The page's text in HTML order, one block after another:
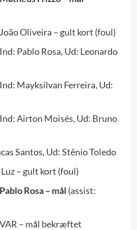
Oliveira – gult kort (foul)
Pablo Rosa, Ud: Leonardo
Ind: Mayksilvan Ferreira, Ud:
Airton Moisés, Ud: Bruno
Santos, Ud: Stênio Toledo
Luz – gult kort (foul)
Pablo Rosa – mål (assist:
– mål bekræftet